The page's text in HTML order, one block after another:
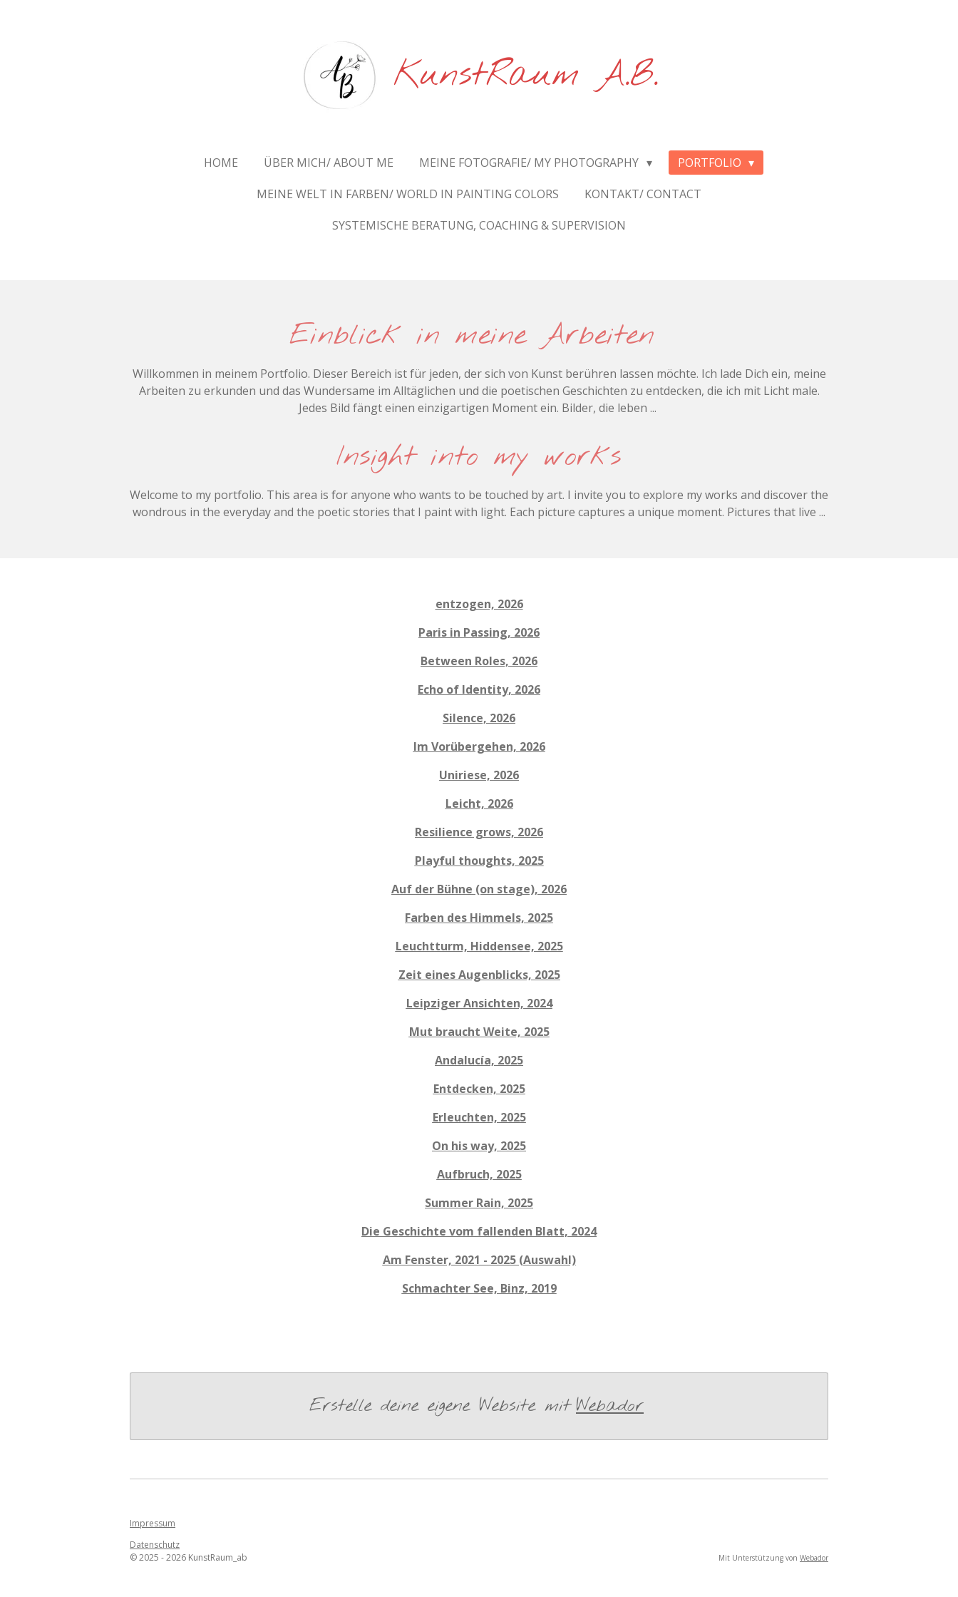
KunstRaum A.B.
HOME ÜBER MICH/ ABOUT ME MEINE FOTOGRAFIE/ MY PHOTOGRAPHY
PORTFOLIO
MEINE WELT IN FARBEN/ WORLD IN PAINTING COLORS
KONTAKT/ CONTACT
SYSTEMISCHE BERATUNG, COACHING & SUPERVISION
Einblick in meine Arbeiten
Willkommen in meinem Portfolio. Dieser Bereich ist für jeden, der sich von Kunst berühren lassen möchte. Ich lade Dich ein, meine
Arbeiten zu erkunden und das Wundersame im Alltäglichen und die poetischen Geschichten zu entdecken, die ich mit Licht male.
Jedes Bild fängt einen einzigartigen Moment ein. Bilder, die leben ...
Insight into my works
Welcome to my portfolio. This area is for anyone who wants to be touched by art. I invite you to explore my works and discover the
wondrous in the everyday and the poetic stories that I paint with light. Each picture captures a unique moment. Pictures that live ...
entzogen, 2026
Paris in Passing, 2026
Between Roles, 2026
Echo of Identity, 2026
Silence, 2026
Im Vorübergehen, 2026
Uniriese, 2026
Leicht, 2026
Resilience grows, 2026
Playful thoughts, 2025
Auf der Bühne (on stage), 2026
Farben des Himmels, 2025
Leuchtturm, Hiddensee, 2025
Zeit eines Augenblicks, 2025
Leipziger Ansichten, 2024
Mut braucht Weite, 2025
Andalucía, 2025
Entdecken, 2025
Erleuchten, 2025
On his way, 2025
Aufbruch, 2025
Summer Rain, 2025
Die Geschichte vom fallenden Blatt, 2024
Am Fenster, 2021 - 2025 (Auswahl)
Schmachter See, Binz, 2019
Erstelle deine eigene Website mit Webador
Impressum
Datenschutz
© 2025 - 2026 KunstRaum_ab
Mit Unterstützung von Webador